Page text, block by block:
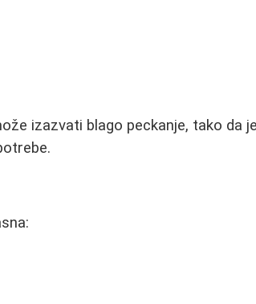
izazvati blago peckanje, tako da